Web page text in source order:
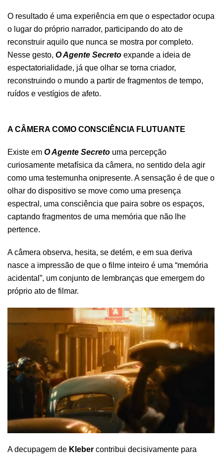
O resultado é uma experiência em que o espectador ocupa
o lugar do próprio narrador, participando do ato de
reconstruir aquilo que nunca se mostra por completo.
Nesse gesto, O Agente Secreto expande a ideia de
espectatorialidade, já que olhar se torna criador,
reconstruindo o mundo a partir de fragmentos de tempo,
ruídos e vestígios de afeto.
A CÂMERA COMO CONSCIÊNCIA FLUTUANTE
Existe em O Agente Secreto uma percepção
curiosamente metafísica da câmera, no sentido dela agir
como uma testemunha onipresente. A sensação é de que o
olhar do dispositivo se move como uma presença
espectral, uma consciência que paira sobre os espaços,
captando fragmentos de uma memória que não lhe
pertence.
A câmera observa, hesita, se detém, e em sua deriva
nasce a impressão de que o filme inteiro é uma “memória
acidental”, um conjunto de lembranças que emergem do
próprio ato de filmar.
A decupagem de Kleber contribui decisivamente para